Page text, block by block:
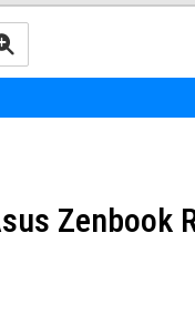
Zenbook